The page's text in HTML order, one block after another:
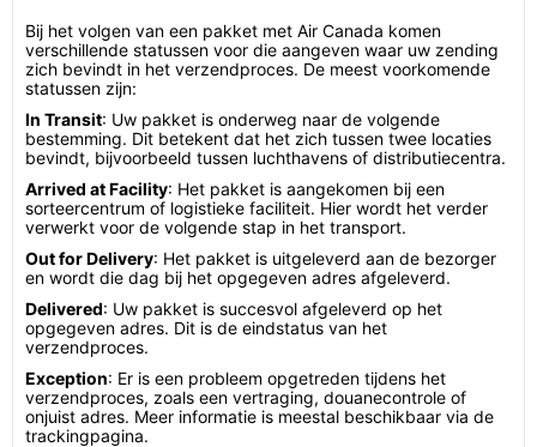
Bij het volgen van een pakket met Air Canada komen
verschillende statussen voor die aangeven waar uw zending
zich bevindt in het verzendproces. De meest voorkomende
statussen zijn:
In Transit: Uw pakket is onderweg naar de volgende
bestemming. Dit betekent dat het zich tussen twee locaties
bevindt, bijvoorbeeld tussen luchthavens of distributiecentra.
Arrived at Facility: Het pakket is aangekomen bij een
sorteercentrum of logistieke faciliteit. Hier wordt het verder
verwerkt voor de volgende stap in het transport.
Out for Delivery: Het pakket is uitgeleverd aan de bezorger
en wordt die dag bij het opgegeven adres afgeleverd.
Delivered: Uw pakket is succesvol afgeleverd op het
opgegeven adres. Dit is de eindstatus van het
verzendproces.
Exception: Er is een probleem opgetreden tijdens het
verzendproces, zoals een vertraging, douanecontrole of
onjuist adres. Meer informatie is meestal beschikbaar via de
trackingpagina.